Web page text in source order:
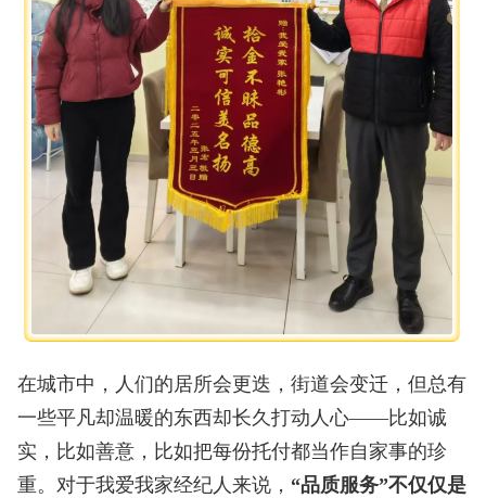
在城市中，人们的居所会更迭，街道会变迁，但总有
一些平凡却温暖的东西却长久打动人心——比如诚
实，比如善意，比如把每份托付都当作自家事的珍
重。对于我爱我家经纪人来说， “品质服务”不仅仅是